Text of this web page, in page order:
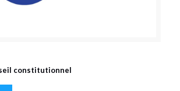
constitutionnel